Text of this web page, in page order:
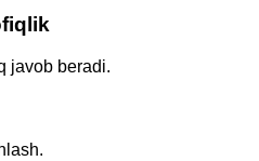
javob beradi.